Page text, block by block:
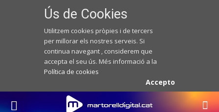
Ús de Cookies
Utilitzem cookies pròpies i de tercers
per millorar els nostres serveis. Si
continua navegant , considerem que
accepta el seu ús. Més informació a la
Política de cookies
Accepto